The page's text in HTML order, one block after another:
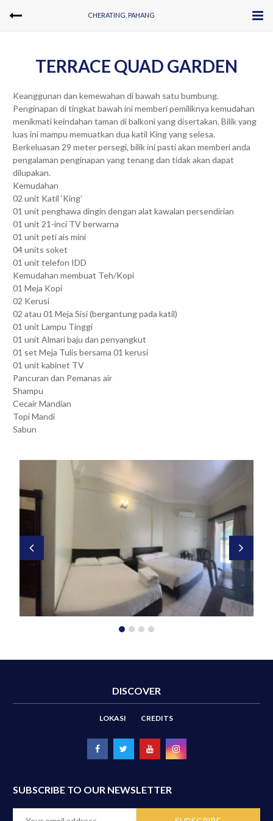
CHERATING, PAHANG
TERRACE QUAD GARDEN
Keanggunan dan kemewahan di bawah satu bumbung.
Penginapan di tingkat bawah ini memberi pemiliknya kemudahan
menikmati keindahan taman di balkoni yang disertakan. Bilik yang
luas ini mampu memuatkan dua katil King yang selesa.
Berkeluasan 29 meter persegi, bilik ini pasti akan memberi anda
pengalaman penginapan yang tenang dan tidak akan dapat
dilupakan.
Kemudahan
02 unit Katil ‘King’
01 unit penghawa dingin dengan alat kawalan persendirian
01 unit 21-inci TV berwarna
01 unit peti ais mini
04 units soket
01 unit telefon IDD
Kemudahan membuat Teh/Kopi
01 Meja Kopi
02 Kerusi
02 atau 01 Meja Sisi (bergantung pada katil)
01 unit Lampu Tinggi
01 unit Almari baju dan penyangkut
01 set Meja Tulis bersama 01 kerusi
01 unit kabinet TV
Pancuran dan Pemanas air
Shampu
Cecair Mandian
Topi Mandi
Sabun
DISCOVER
LOKASI CREDITS
SUBSCRIBE TO OUR NEWSLETTER